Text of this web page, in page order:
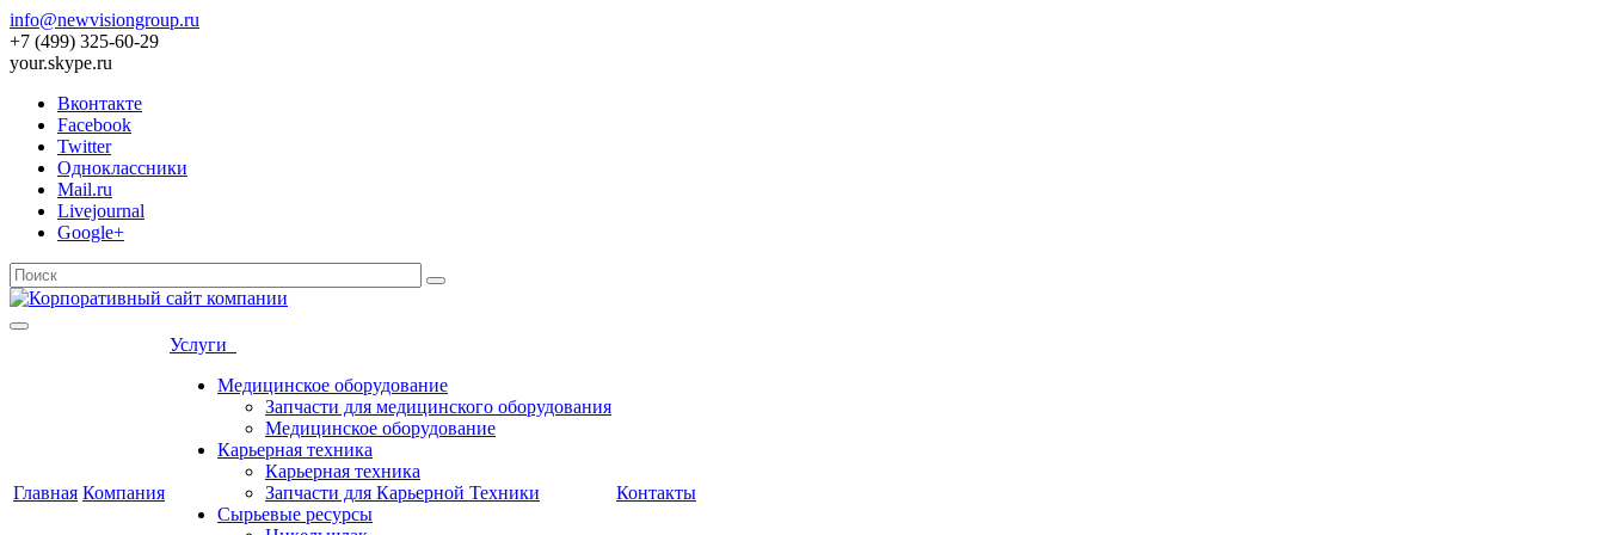
info@newvisiongroup.ru
+7 (499) 325-60-29
your.skype.ru
Вконтакте
Facebook
Twitter
Одноклассники
Mail.ru
Livejournal
Google+
Главная Компания
Услуги
Медицинское оборудование
Запчасти для медицинского оборудования
Медицинское оборудование
Карьерная техника
Карьерная техника
Запчасти для Карьерной Техники
Сырьевые ресурсы
Контакты